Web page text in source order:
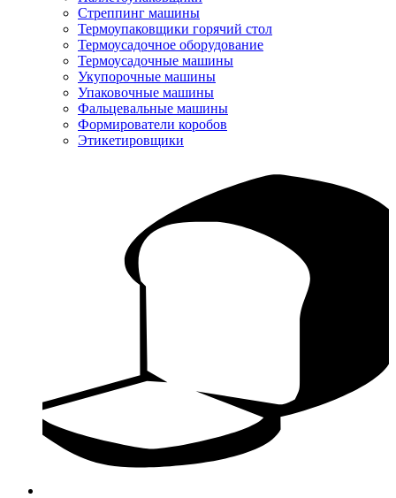
Стреппинг машины
Термоупаковщики горячий стол
Термоусадочное оборудование
Термоусадочные машины
Укупорочные машины
Упаковочные машины
Фальцевальные машины
Формирователи коробов
Этикетировщики